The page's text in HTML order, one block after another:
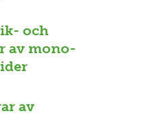
och
av mono-
av